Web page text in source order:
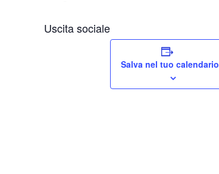
Uscita sociale
Salva nel tuo calendario